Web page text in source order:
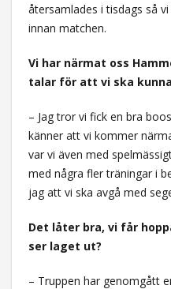
återsamlades i tisdags så
innan matchen.
Vi har närmat oss
talar för att vi ska
– Jag tror vi fick en bra
känner att vi kommer
var vi även med
med några fler träningar i
jag att vi ska avgå med
Det låter bra, vi får
ser laget ut?
– Truppen har genomgått